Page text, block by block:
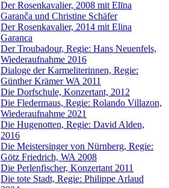
Der Rosenkavalier, 2008 mit Elīna
Garanča und Christine Schäfer
Der Rosenkavalier, 2014 mit Elina
Garanca
Der Troubadour, Regie: Hans Neuenfels,
Wiederaufnahme 2016
Dialoge der Karmeliterinnen, Regie:
Günther Krämer WA 2011
Die Dorfschule, Konzertant, 2012
Die Fledermaus, Regie: Rolando Villazon,
Wiederaufnahme 2021
Die Hugenotten, Regie: David Alden,
2016
Die Meistersinger von Nürnberg, Regie:
Götz Friedrich, WA 2008
Die Perlenfischer, Konzertant 2011
Die tote Stadt, Regie: Philippe Arlaud